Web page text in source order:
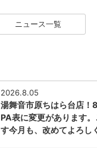
ニュース一覧
2026.8.05
湯舞音市原ちはら台店！
PA表に変更があります
す今月も、改めてよろし